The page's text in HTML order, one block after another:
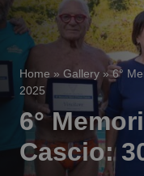
Home » Gallery »6°
2025
6°
Cascio: